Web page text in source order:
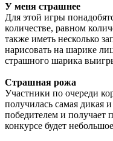
У меня страшнее
Для этой игры
количестве, равном
также иметь несколько
нарисовать на шарике
страшного шарика
Страшная рожа
Участники по очереди
получилась самая дикая
победителем и
конкурсе будет